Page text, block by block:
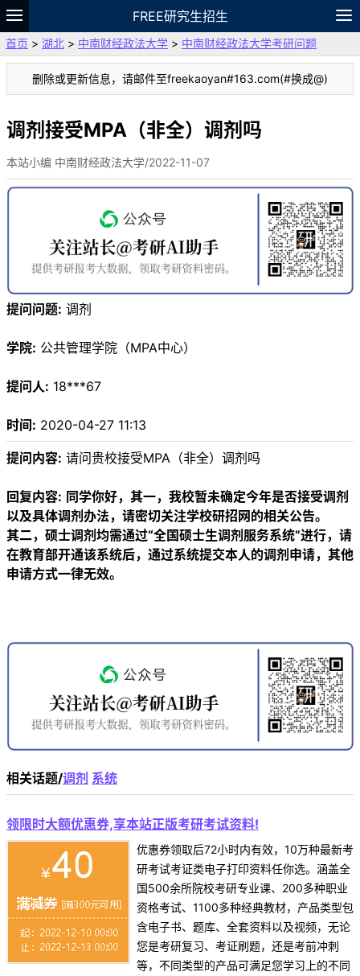
FREE研究生招生
题库
故事 专题 APP 笔记
论坛
VIP
资料
首页 > 湖北 > 中南财经政法大学 > 中南财经政法大学考研问题
删除或更新信息，请邮件至freekaoyan#163.com(#换成@)
调剂接受MPA（非全）调剂吗
本站小编 中南财经政法大学/2022-11-07
提问问题: 调剂
学院: 公共管理学院（MPA中心）
提问人: 18***67
时间: 2020-04-27 11:13
提问内容: 请问贵校接受MPA（非全）调剂吗
回复内容: 同学你好，其一，我校暂未确定今年是否接受调剂
以及具体调剂办法，请密切关注学校研招网的相关公告。
其二，硕士调剂均需通过“全国硕士生调剂服务系统”进行，请
在教育部开通该系统后，通过系统提交本人的调剂申请，其他
申请方式一律无效。
相关话题/调剂 系统
领限时大额优惠券,享本站正版考研考试资料!
优惠券领取后72小时内有效，10万种最新考
研考试考证类电子打印资料任你选。涵盖全
国500余所院校考研专业课、200多种职业
资格考试、1100多种经典教材，产品类型包
含电子书、题库、全套资料以及视频，无论
您是考研复习、考证刷题，还是考前冲刺
等，不同类型的产品可满足您学习上的不同